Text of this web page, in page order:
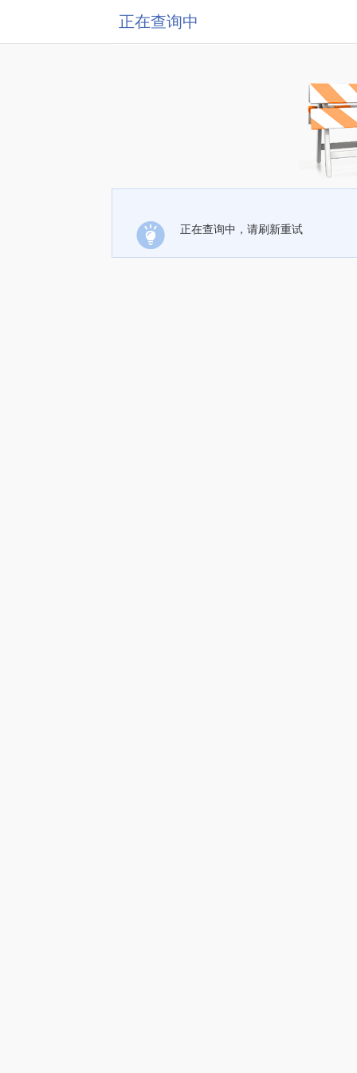
正在查询中
正在查询中，请刷新重试